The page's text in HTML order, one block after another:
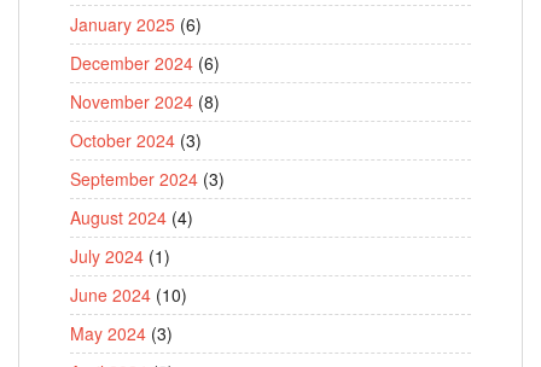
January 2025 (6)
December 2024 (6)
November 2024 (8)
October 2024 (3)
September 2024 (3)
August 2024 (4)
July 2024 (1)
June 2024 (10)
May 2024 (3)